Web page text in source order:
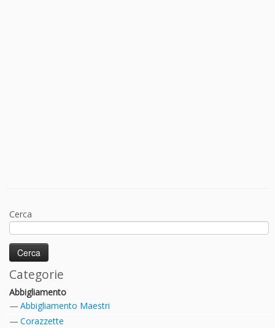
Cerca
Categorie
Abbigliamento
Abbigliamento Maestri
Corazzette